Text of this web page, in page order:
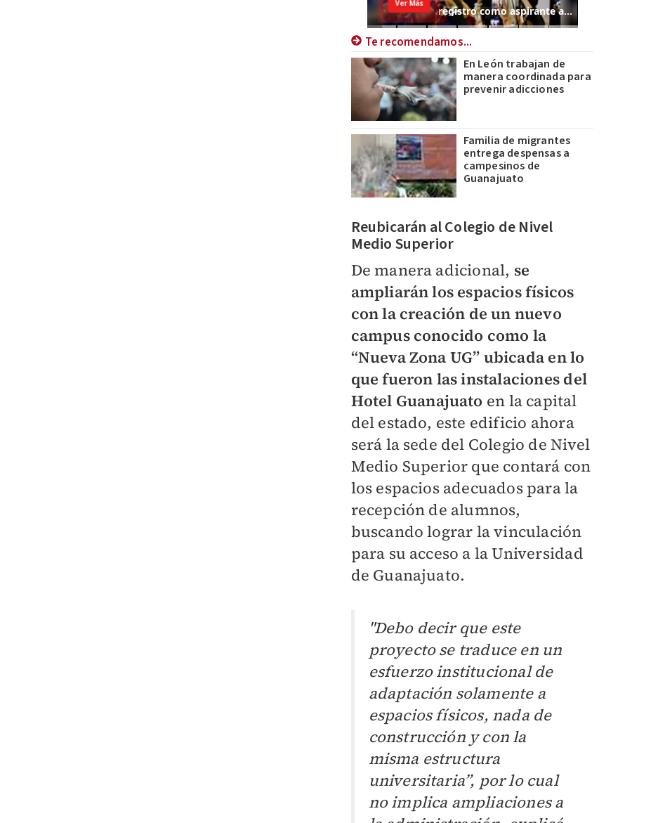
Te recomendamos...
En León trabajan de
manera coordinada para
prevenir adicciones
Familia de migrantes
entrega despensas a
campesinos de
Guanajuato
Reubicarán al Colegio de Nivel
Medio Superior
De manera adicional, se
ampliarán los espacios físicos
con la creación de un nuevo
campus conocido como la
“Nueva Zona UG” ubicada en lo
que fueron las instalaciones del
Hotel Guanajuato en la capital
del estado, este edificio ahora
será la sede del Colegio de Nivel
Medio Superior que contará con
los espacios adecuados para la
recepción de alumnos,
buscando lograr la vinculación
para su acceso a la Universidad
de Guanajuato.
"Debo decir que este
proyecto se traduce en un
esfuerzo institucional de
adaptación solamente a
espacios físicos, nada de
construcción y con la
misma estructura
universitaria”, por lo cual
no implica ampliaciones a